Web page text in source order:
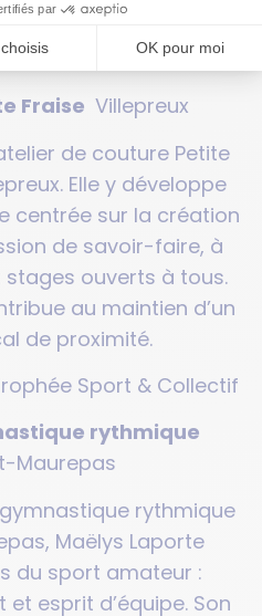
Fraise Villepreux
de couture Petite
Elle y développe
centrée sur la création
de savoir-faire, à
ouverts à tous.
au maintien d’un
de proximité.
Sport & Collectif
rythmique
Maurepas
rythmique
Maëlys Laporte
du sport amateur :
esprit d’équipe. Son